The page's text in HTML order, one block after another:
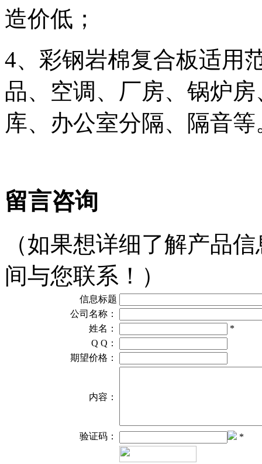
造价低；
4、彩钢岩棉复合板适用
品、空调、厂房、锅炉
库、办公室分隔、隔音等
留言咨询
（如果想详细了解产品
间与您联系！）
信息标题
公司名称：
姓名：
*
Q Q：
期望价格：
内容：
验证码： *